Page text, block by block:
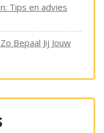
Tips en advies
Bepaal Jij Jouw